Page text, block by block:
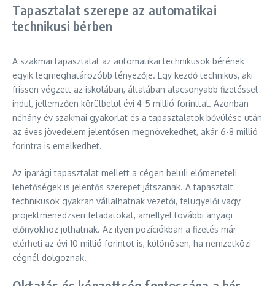
Tapasztalat szerepe az automatikai
technikusi bérben
A szakmai tapasztalat az automatikai technikusok bérének
egyik legmeghatározóbb tényezője. Egy kezdő technikus, aki
frissen végzett az iskolában, általában alacsonyabb fizetéssel
indul, jellemzően körülbelül évi 4-5 millió forinttal. Azonban
néhány év szakmai gyakorlat és a tapasztalatok bővülése után
az éves jövedelem jelentősen megnövekedhet, akár 6-8 millió
forintra is emelkedhet.
Az iparági tapasztalat mellett a cégen belüli előmeneteli
lehetőségek is jelentős szerepet játszanak. A tapasztalt
technikusok gyakran vállalhatnak vezetői, felügyelői vagy
projektmenedzseri feladatokat, amellyel további anyagi
előnyökhöz juthatnak. Az ilyen pozíciókban a fizetés már
elérheti az évi 10 millió forintot is, különösen, ha nemzetközi
cégnél dolgoznak.